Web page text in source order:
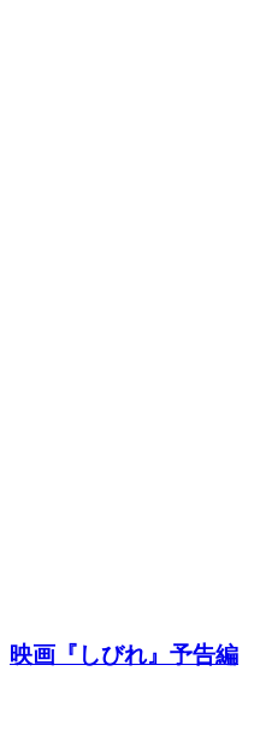
映画『しびれ』予告編